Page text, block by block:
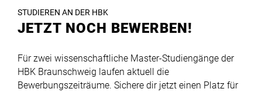
STUDIEREN AN DER HBK
JETZT NOCH BEWERBEN!
Für zwei wissenschaftliche Master-Studiengänge der
HBK Braunschweig laufen aktuell die
Bewerbungszeiträume. Sichere dir jetzt einen Platz für